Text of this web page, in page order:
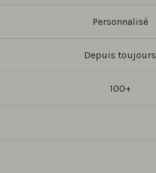
Personnalisé
Depuis toujours
100+